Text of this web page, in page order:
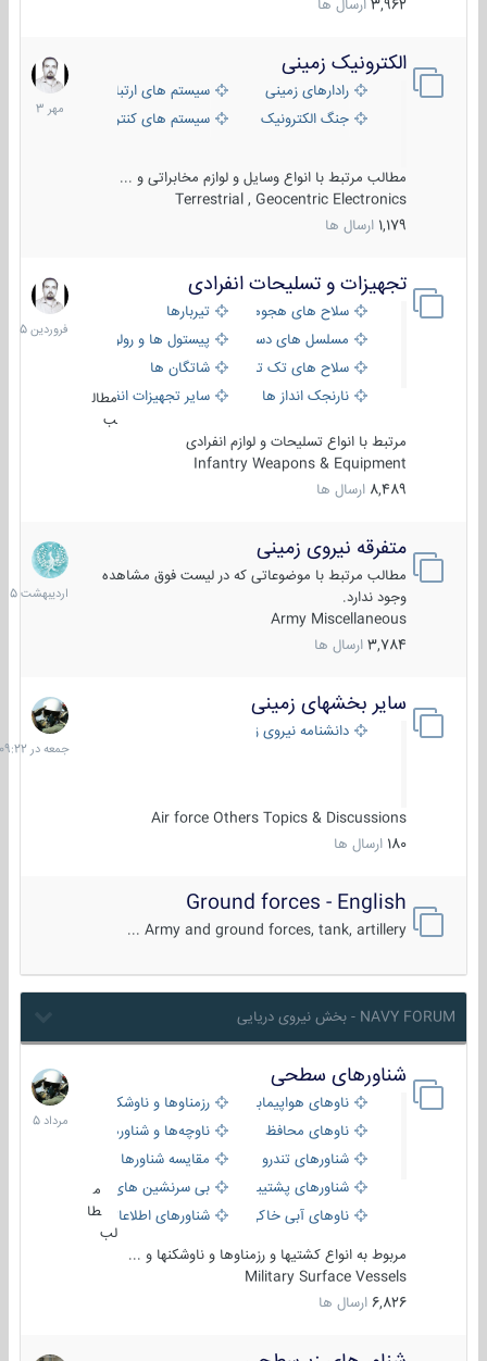
3,962 ارسال ها
الکترونیک زمینی
رادارهای زمینی
سیستم های ارتباطی و جمع آوری
جنگ الکترونیک
سیستم های کنترل آتش و تجهیزات
مطالب مرتبط با انواع وسایل و لوازم مخابراتی و ...
Terrestrial , Geocentric Electronics
1,179 ارسال ها
1
مهر
1403
تجهیزات و تسلیحات انفرادی
سلاح های هجومی
تیربارها
مسلسل های دستی
پیستول ها و رولورها
سلاح های تک تیر اندازیشاتگان ها
نارنجک انداز ها
سایر تجهیزات انفرادی
مطال
ب
مرتبط با انواع تسلیحات و لوازم انفرادی
Infantry Weapons & Equipment
8,489 ارسال ها
17
فروردین
1405
متفرقه نیروی زمینی
مطالب مرتبط با موضوعاتی که در لیست فوق مشاهده
وجود ندارد.
Army Miscellaneous
3,784 ارسال ها
27
1405
سایر بخشهای زمینی
دانشنامه نیروی زمینی
Air force Others Topics & Discussions
180 ارسال ها
جمعه
در
09:22
Ground forces - English
Army and ground forces, tank, artillery ...
NAVY FORUM - بخش نیروی دریایی
شناورهای سطحی
ناوهای هواپیمابر و بالگرد بررزمناوها و ناوشکن‌ها
ناوهای محافظ
ناوچه‌ها و شناورهای گشتی
شناورهای تندرو
مقایسه شناورها
شناورهای پشتیبانی
بی سرنشین های دریایی
ناوهای آبی خاکی و نیروبرشناورهای اطلاعاتی و جاسوسی
طا
لب
مربوط به انواع کشتیها و رزمناوها و ناوشکنها و ...
Military Surface Vessels
6,826 ارسال ها
2
مرداد
1405